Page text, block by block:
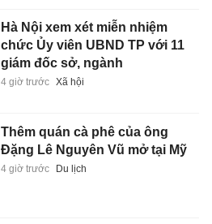
Hà Nội xem xét miễn nhiệm
chức Ủy viên UBND TP với 11
giám đốc sở, ngành
4 giờ trước Xã hội
Thêm quán cà phê của ông
Đặng Lê Nguyên Vũ mở tại Mỹ
4 giờ trước Du lịch